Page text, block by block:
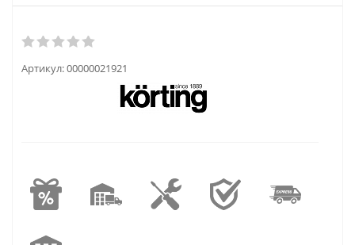
Артикул:00000021921